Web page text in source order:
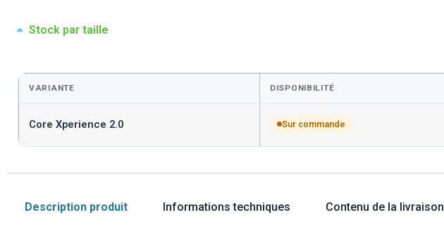
Stock par taille
VARIANTE DISPONIBILITÉ
Core Xperience 2.0 Sur commande
Description produit Informations techniques Contenu de la livraison